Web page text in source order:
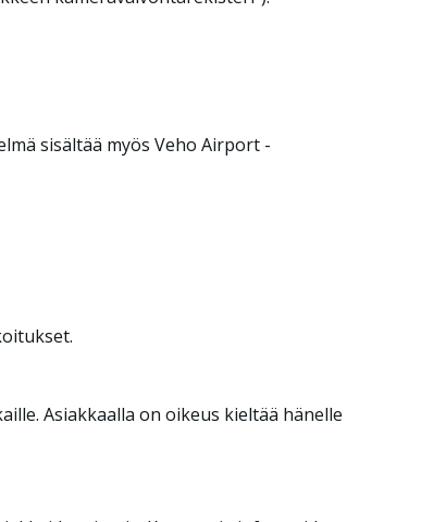
sisältää myös Veho Airport -
Asiakkaalla on oikeus kieltää hänelle